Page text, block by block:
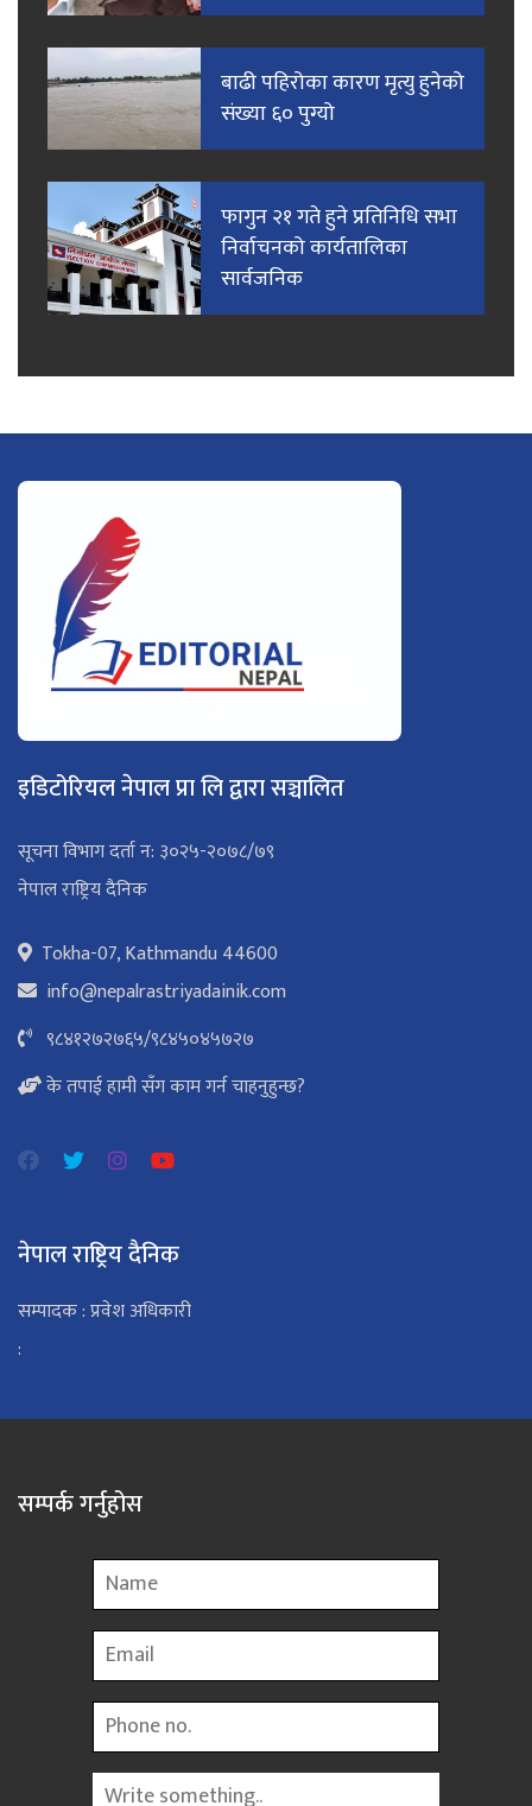
बाढी पहिरोका कारण मृत्यु हुनेको
संख्या ६० पुग्यो
फागुन २१ गते हुने प्रतिनिधि सभा
निर्वाचनको कार्यतालिका
सार्वजनिक
इडिटोरियल नेपाल प्रा लि द्वारा सञ्चालित
सूचना विभाग दर्ता न: ३०२५-२०७८/७९
नेपाल राष्ट्रिय दैनिक
Tokha-07, Kathmandu 44600
info@nepalrastriyadainik.com
९८४१२७२७६५/९८४५०४५७२७
के तपाई हामी सँग काम गर्न चाहनुहुन्छ?
नेपाल राष्ट्रिय दैनिक
सम्पादक : प्रवेश अधिकारी
:
सम्पर्क गर्नुहोस
Name
Email
Phone
Message